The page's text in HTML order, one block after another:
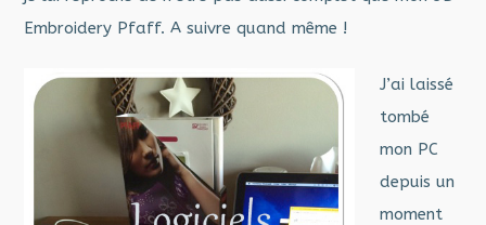
Embroidery Pfaff. A suivre quand même !
J’ai laissé
tombé
mon PC
depuis un
moment